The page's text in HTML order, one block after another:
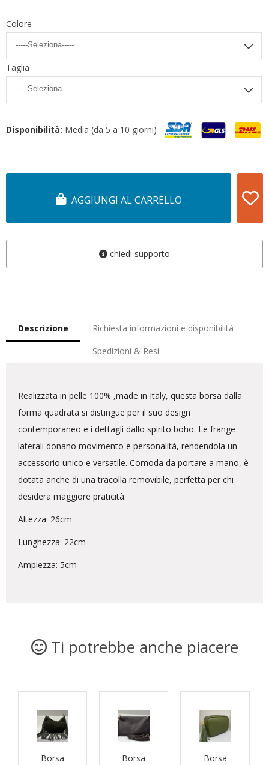
Colore
Taglia
Disponibilità: Media (da 5 a 10 giorni)
AGGIUNGI AL CARRELLO
chiedi supporto
Descrizione
Richiesta informazioni e disponibilità
Spedizioni & Resi
Realizzata in pelle 100% ,made in Italy, questa borsa dalla
forma quadrata si distingue per il suo design
contemporaneo e i dettagli dallo spirito boho. Le frange
laterali donano movimento e personalità, rendendola un
accessorio unico e versatile. Comoda da portare a mano, è
dotata anche di una tracolla removibile, perfetta per chi
desidera maggiore praticità.
Altezza: 26cm
Lunghezza: 22cm
Ampiezza: 5cm
Ti potrebbe anche piacere
Borsa
Borsa
Borsa